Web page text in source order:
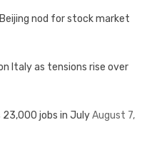
nod for stock market
Italy as tensions rise over
jobs in JulyAugust 7,